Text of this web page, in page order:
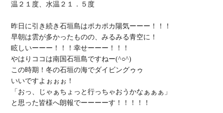
温２１度、水温２１．５度
昨日に引き続き石垣島はポカポカ陽気ーーー！！！
早朝は雲が多かったものの、みるみる青空に！
眩しいーーー！！！幸せーーー！！！
やはりココは南国石垣島ですねー(^○^)
この時期！冬の石垣の海でダイビングゥゥ
いいですよぉぉぉ！
「おっ、じゃぁちょっと行っちゃおうかなぁぁぁ」
と思った皆様へ朗報でーーーーす！！！！！